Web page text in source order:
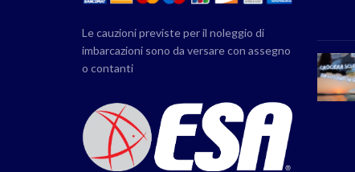
Le cauzioni previste per il noleggio di
imbarcazioni sono da versare con assegno
o contanti